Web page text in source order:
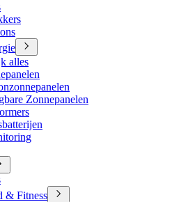
alles
Zonnepanelen
& Fitness